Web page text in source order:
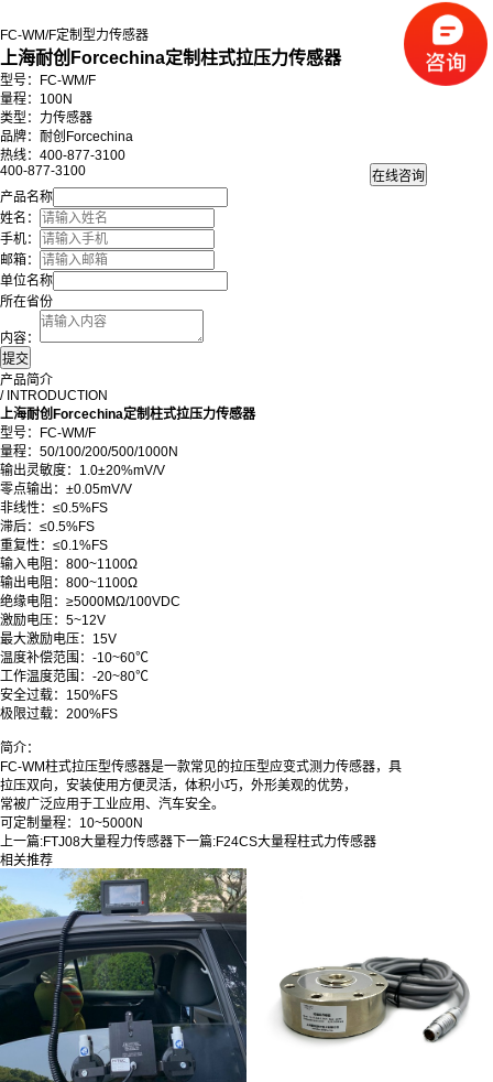
FC-WM/F定制型力传感器
上海耐创Forcechina定制柱式拉压力传感器
型号：FC-WM/F
量程：100N
类型：力传感器
品牌：耐创Forcechina
热线：400-877-3100
400-877-3100
产品名称
姓名：
手机：
邮箱：
单位名称
所在省份
内容：
产品简介
/ INTRODUCTION
上海耐创Forcechina定制柱式拉压力传感器
型号：FC-WM/F
量程：50/100/200/500/1000N
输出灵敏度：1.0±20%mV/V
零点输出：±0.05mV/V
非线性：≤0.5%FS
滞后：≤0.5%FS
重复性：≤0.1%FS
输入电阻：800~1100Ω
输出电阻：800~1100Ω
绝缘电阻：≥5000MΩ/100VDC
激励电压：5~12V
最大激励电压：15V
温度补偿范围：-10~60℃
工作温度范围：-20~80℃
安全过载：150%FS
极限过载：200%FS
简介：
FC-WM柱式拉压型传感器是一款常见的拉压型应变式测力传感器，具
拉压双向，安装使用方便灵活，体积小巧，外形美观的优势，
常被广泛应用于工业应用、汽车安全。
可定制量程：10~5000N
上一篇:FTJ08大量程力传感器 下一篇:F24CS大量程柱式力传感器
相关推荐